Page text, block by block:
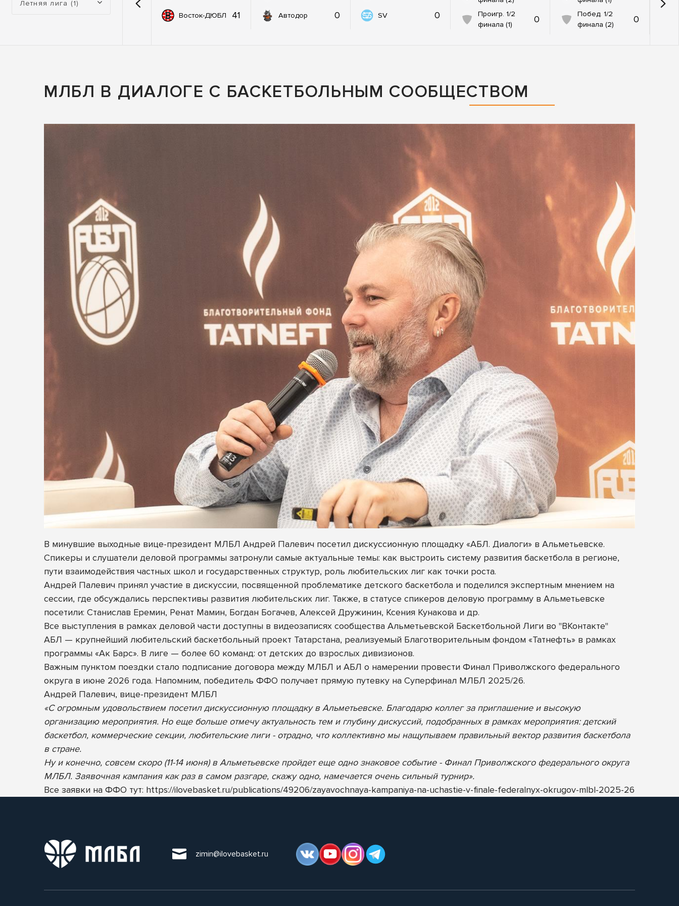
Летняя лига (1)
Восток-ДЮБЛ 41 Автодор 0 SV 0
Проигр. 1/2
финала (1)
0
Побед. 1/2
финала (2)
0
МЛБЛ В ДИАЛОГЕ С БАСКЕТБОЛЬНЫМ СООБЩЕСТВОМ
В минувшие выходные вице-президент МЛБЛ Андрей Палевич посетил дискуссионную площадку «АБЛ. Диалоги» в Альметьевске.
Спикеры и слушатели деловой программы затронули самые актуальные темы: как выстроить систему развития баскетбола в регионе,
пути взаимодействия частных школ и государственных структур, роль любительских лиг как точки роста.
Андрей Палевич принял участие в дискуссии, посвященной проблематике детского баскетбола и поделился экспертным мнением на
сессии, где обсуждались перспективы развития любительских лиг. Также, в статусе спикеров деловую программу в Альметьевске
посетили: Станислав Еремин, Ренат Мамин, Богдан Богачев, Алексей Дружинин, Ксения Кунакова и др.
Все выступления в рамках деловой части доступны в видеозаписях сообщества Альметьевской Баскетбольной Лиги во "ВКонтакте"
АБЛ — крупнейший любительский баскетбольный проект Татарстана, реализуемый Благотворительным фондом «Татнефть» в рамках
программы «Ак Барс». В лиге — более 60 команд: от детских до взрослых дивизионов.
Важным пунктом поездки стало подписание договора между МЛБЛ и АБЛ о намерении провести Финал Приволжского федерального
округа в июне 2026 года. Напомним, победитель ФФО получает прямую путевку на Суперфинал МЛБЛ 2025/26.
Андрей Палевич, вице-президент МЛБЛ
«С огромным удовольствием посетил дискуссионную площадку в Альметьевске. Благодарю коллег за приглашение и высокую
организацию мероприятия. Но еще больше отмечу актуальность тем и глубину дискуссий, подобранных в рамках мероприятия: детский
баскетбол, коммерческие секции, любительские лиги - отрадно, что коллективно мы нащупываем правильный вектор развития баскетбола
в стране.
Ну и конечно, совсем скоро (11-14 июня) в Альметьевске пройдет еще одно знаковое событие - Финал Приволжского федерального округа
МЛБЛ. Заявочная кампания как раз в самом разгаре, скажу одно, намечается очень сильный турнир».
Все заявки на ФФО тут: https://ilovebasket.ru/publications/49206/zayavochnaya-kampaniya-na-uchastie-v-finale-federalnyx-okrugov-mlbl-2025-26
zimin@ilovebasket.ru